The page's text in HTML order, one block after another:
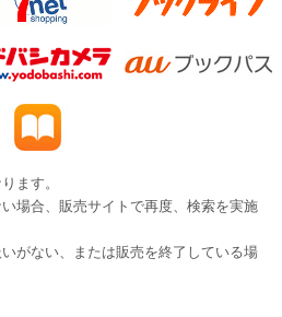
ます。
場合、販売サイトで再度、検索を実施
がない、または販売を終了している場